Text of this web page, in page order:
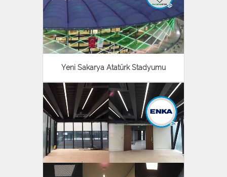
Yeni Sakarya Atatürk Stadyumu